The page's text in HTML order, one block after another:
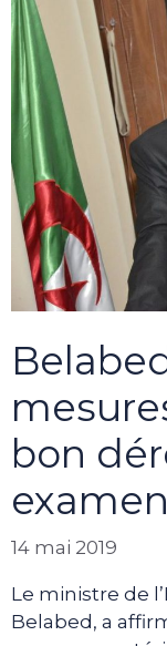
bon
14 mai 2019
Le ministre de
Belabed, a